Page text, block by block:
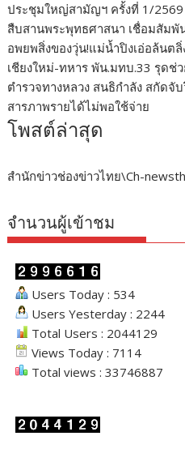
ประชุมใหญ่สามัญฯ ครั้งที่ 1/
สืบสานพระพุทธศาสนา เชื่อมสัมพั
อพยพสิ่งของวุ่น!แม่น้ำปิงเอ่อล้นต
เชียงใหม่-ทหาร พัน.มทบ.33 รุดช่
ตำรวจทางหลวง สนธิกำลัง สกัด
สารภาพรายได้ไม่พอใช้จ่าย
โพสต์ล่าสุด
สำนักข่าวช่องข่าวไทย\Ch-
จำนวนผู้เข้าชม
Users Today : 534
Users Yesterday : 2244
Total Users : 2044129
Views Today : 7114
Total views : 33746887